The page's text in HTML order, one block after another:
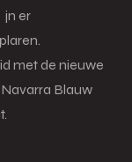
er
met de nieuwe
Blauw